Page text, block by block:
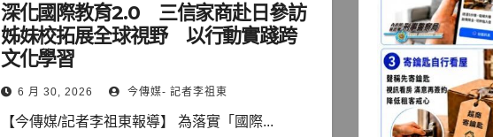
深化國際教育2.0 三信家商赴日參訪
姊妹校拓展全球視野 以行動實踐跨
文化學習
6 月 30, 2026 今傳媒- 記者李祖東
【今傳媒/記者李祖東報導】 為落實「國際...